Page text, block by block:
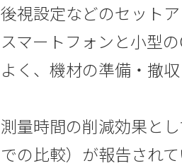
後視設定などのセット
スマートフォンと小型
よく、機材の準備・撤
測量時間の削減効果と
での比較）が報告され